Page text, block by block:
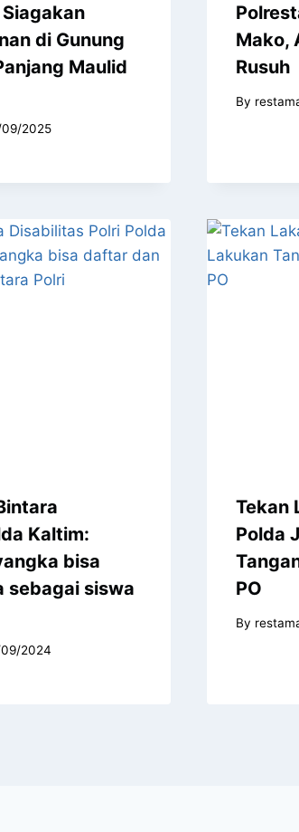
di Gunung
Maulid
2025
Mako,
Rusuh
By
Kaltim:
bisa
sebagai siswa
2024
Tekan
Polda
PO
By